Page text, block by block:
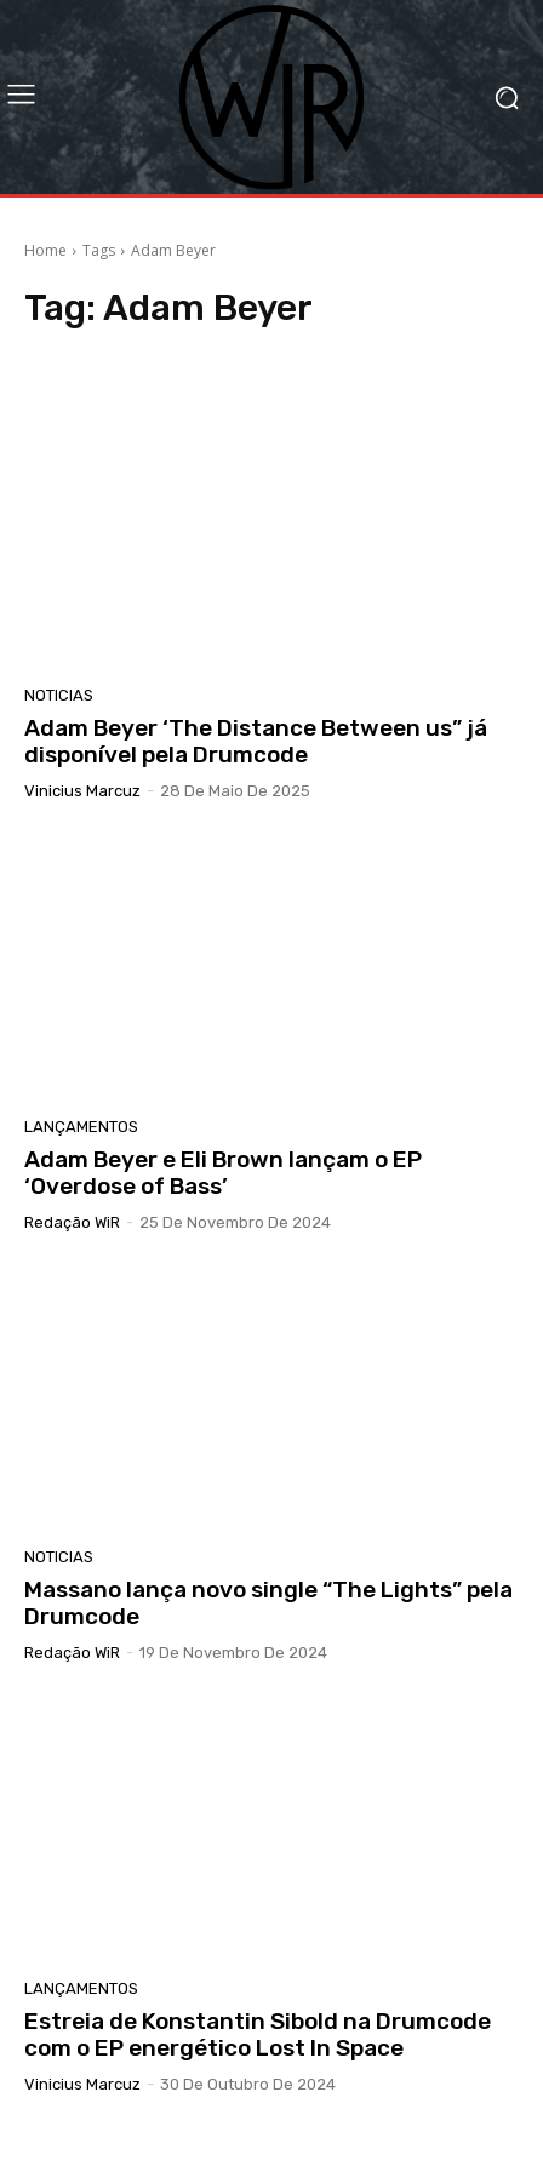
Home Tags Adam Beyer
Tag: Adam Beyer
NOTICIAS
Adam Beyer ‘The Distance Between us” já
disponível pela Drumcode
Vinicius Marcuz - 28 De Maio De 2025
LANÇAMENTOS
Adam Beyer e Eli Brown lançam o EP
‘Overdose of Bass’
Redação WiR - 25 De Novembro De 2024
NOTICIAS
Massano lança novo single “The Lights” pela
Drumcode
Redação WiR - 19 De Novembro De 2024
LANÇAMENTOS
Estreia de Konstantin Sibold na Drumcode
com o EP energético Lost In Space
Vinicius Marcuz - 30 De Outubro De 2024